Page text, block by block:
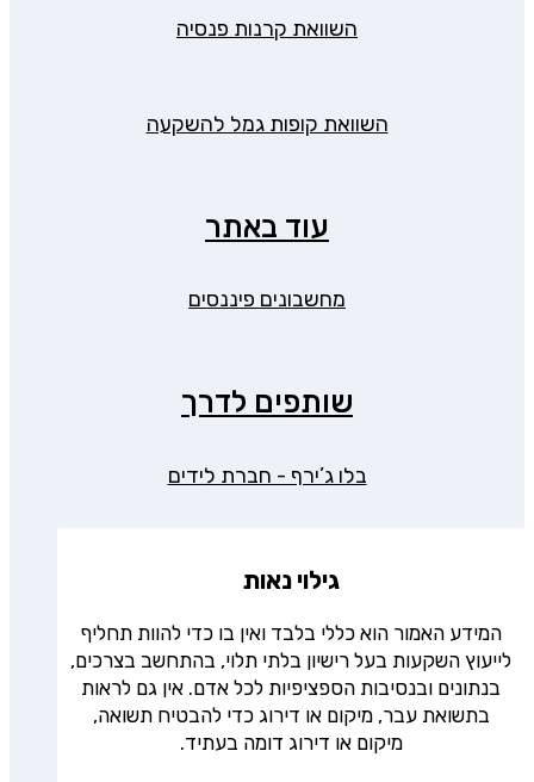
השוואת קרנות פנסיה
השוואת קופות גמל להשקעה
עוד באתר
מחשבונים פיננסים
שותפים לדרך
בלו ג’ירף - חברת לידים
גילוי נאות
המידע האמור הוא כללי בלבד ואין בו כדי להוות תחליף
לייעוץ השקעות בעל רישיון בלתי תלוי, בהתחשב בצרכים,
בנתונים ובנסיבות הספציפיות לכל אדם. אין גם לראות
בתשואת עבר, מיקום או דירוג כדי להבטיח תשואה,
מיקום או דירוג דומה בעתיד.